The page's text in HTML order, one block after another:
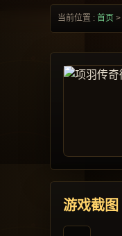
当前位置 : 首页 >
游戏截图